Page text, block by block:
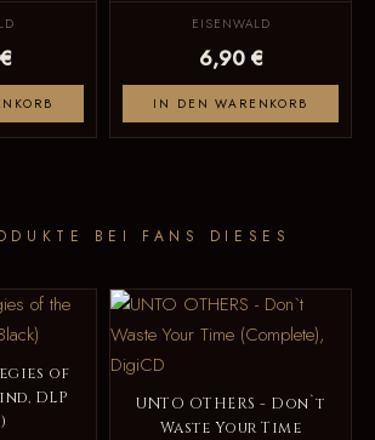
EISENWALD
6,90 €
IN DEN WARENKORB
BEI FANS DIESES
of
DLP
UNTO OTHERS - Don`t
Waste Your Time